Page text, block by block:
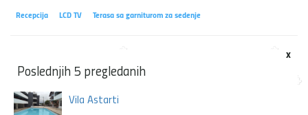
Recepcija LCD TV Terasa sa garniturom za sedenje
x
Poslednjih 5 pregledanih
Vila Astarti